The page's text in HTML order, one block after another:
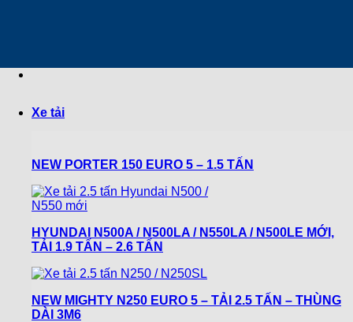
Xe tải
NEW PORTER 150 EURO 5 – 1.5 TẤN
HYUNDAI N500A / N500LA / N550LA / N500LE MỚI,
TẢI 1.9 TẤN – 2.6 TẤN
NEW MIGHTY N250 EURO 5 – TẢI 2.5 TẤN – THÙNG
DÀI 3M6